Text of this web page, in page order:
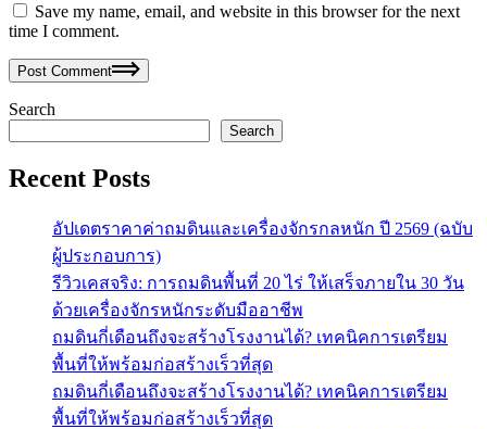
Save my name, email, and website in this browser for the next
time I comment.
Post Comment
Search
Search
Recent Posts
อัปเดตราคาค่าถมดินและเครื่องจักรกลหนัก ปี 2569 (ฉบับ
ผู้ประกอบการ)
รีวิวเคสจริง: การถมดินพื้นที่ 20 ไร่ ให้เสร็จภายใน 30 วัน
ด้วยเครื่องจักรหนักระดับมืออาชีพ
ถมดินกี่เดือนถึงจะสร้างโรงงานได้? เทคนิคการเตรียม
พื้นที่ให้พร้อมก่อสร้างเร็วที่สุด
ถมดินกี่เดือนถึงจะสร้างโรงงานได้? เทคนิคการเตรียม
พื้นที่ให้พร้อมก่อสร้างเร็วที่สุด